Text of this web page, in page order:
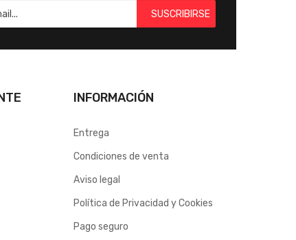
SUSCRIBIRSE
INFORMACIÓN
Entrega
Condiciones de venta
Aviso legal
Política de Privacidad y Cookies
Pago seguro